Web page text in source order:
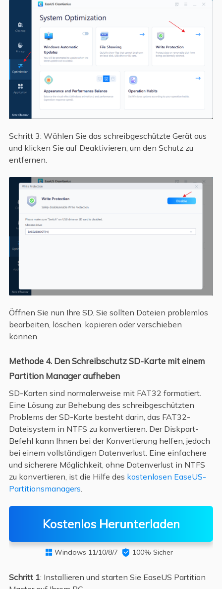
Schritt 3: Wählen Sie das schreibgeschützte Gerät aus
und klicken Sie auf Deaktivieren, um den Schutz zu
entfernen.
Öffnen Sie nun Ihre SD. Sie sollten Dateien problemlos
bearbeiten, löschen, kopieren oder verschieben
können.
Methode 4. Den Schreibschutz SD-Karte mit einem
Partition Manager aufheben
SD-Karten sind normalerweise mit FAT32 formatiert.
Eine Lösung zur Behebung des schreibgeschützten
Problems der SD-Karte besteht darin, das FAT32-
Dateisystem in NTFS zu konvertieren. Der Diskpart-
Befehl kann Ihnen bei der Konvertierung helfen, jedoch
bei einem vollständigen Datenverlust. Eine einfachere
und sicherere Möglichkeit, ohne Datenverlust in NTFS
zu konvertieren, ist die Hilfe des kostenlosen EaseUS-
Partitionsmanagers.
Kostenlos Herunterladen
 Windows 11/10/8/7  100% Sicher
Schritt 1: Installieren und starten Sie EaseUS Partition